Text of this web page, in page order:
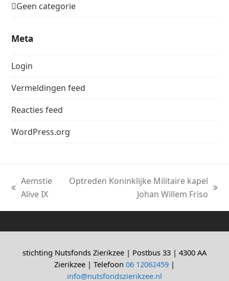
Geen categorie
Meta
Login
Vermeldingen feed
Reacties feed
WordPress.org
previous
Aemstie
Alive IX
Optreden Koninklijke Militaire kapel
Johan Willem Friso
stichting Nutsfonds Zierikzee | Postbus 33 | 4300 AA
Zierikzee | Telefoon 06 12062459 |
info@nutsfondszierikzee.nl